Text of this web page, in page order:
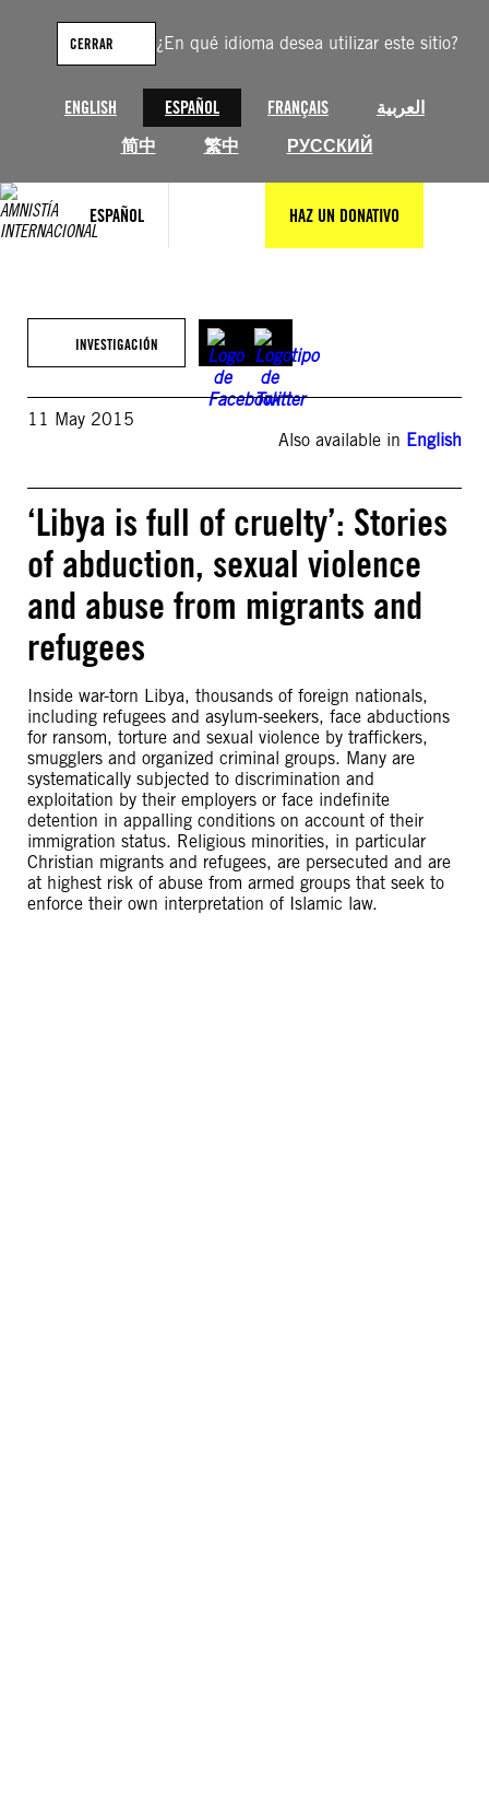
¿En qué idioma desea utilizar este sitio?
ENGLISH ESPAÑOL FRANÇAIS
العربية
简中
繁中 РУССКИЙ
CERRAR
ESPAÑOL HAZ UN DONATIVO
contenido
INVESTIGACIÓN
11 May 2015
Also available in English
‘Libya is full of cruelty’: Stories
of abduction, sexual violence
and abuse from migrants and
refugees
Inside war-torn Libya, thousands of foreign nationals,
including refugees and asylum-seekers, face abductions
for ransom, torture and sexual violence by traffickers,
smugglers and organized criminal groups. Many are
systematically subjected to discrimination and
exploitation by their employers or face indefinite
detention in appalling conditions on account of their
immigration status. Religious minorities, in particular
Christian migrants and refugees, are persecuted and are
at highest risk of abuse from armed groups that seek to
enforce their own interpretation of Islamic law.